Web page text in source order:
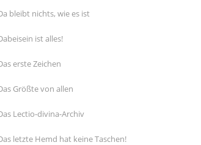
bleibt nichts, wie es ist
ist alles!
erste Zeichen
Größte von allen
Lectio-divina-Archiv
letzte Hemd hat keine Taschen!